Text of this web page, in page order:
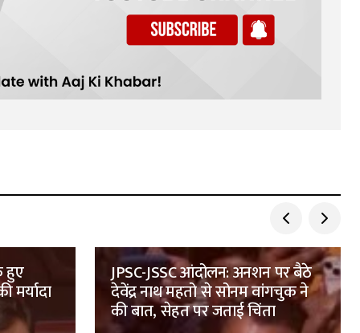
हुए
मर्यादा
JPSC-JSSC आंदोलन: अनशन पर बैठे
देवेंद्र नाथ महतो से सोनम वांगचुक ने
की बात, सेहत पर जताई चिंता